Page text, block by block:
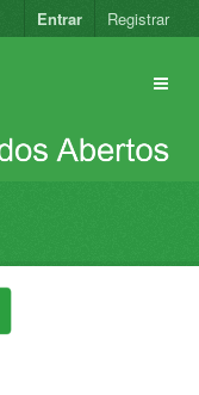
Entrar Registrar